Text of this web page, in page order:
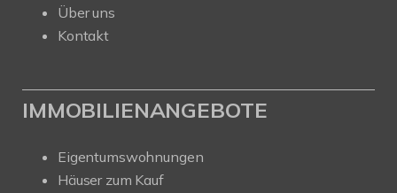
Über uns
Kontakt
IMMOBILIENANGEBOTE
Eigentumswohnungen
Häuser zum Kauf